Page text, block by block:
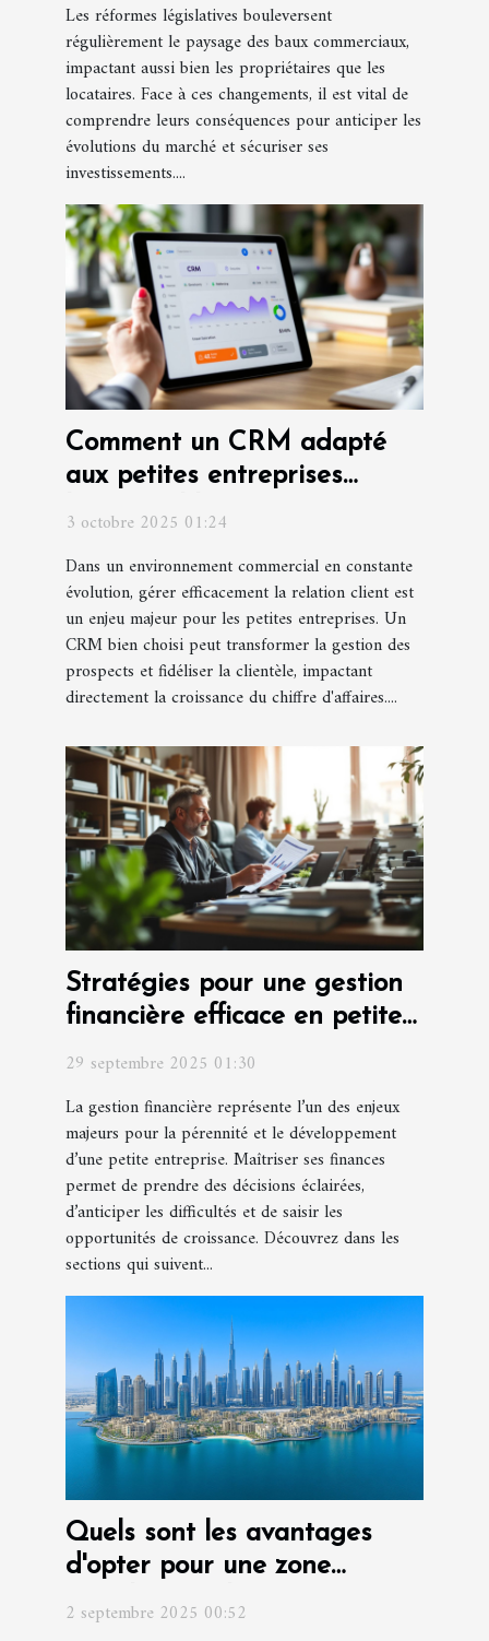
Les réformes législatives bouleversent
régulièrement le paysage des baux commerciaux,
impactant aussi bien les propriétaires que les
locataires. Face à ces changements, il est vital de
comprendre leurs conséquences pour anticiper les
évolutions du marché et sécuriser ses
investissements....
Comment un CRM adapté
aux petites entreprises
3 octobre 2025 01:24
Dans un environnement commercial en constante
évolution, gérer efficacement la relation client est
un enjeu majeur pour les petites entreprises. Un
CRM bien choisi peut transformer la gestion des
prospects et fidéliser la clientèle, impactant
directement la croissance du chiffre d'affaires....
Stratégies pour une gestion
financière efficace en petite
29 septembre 2025 01:30
La gestion financière représente l’un des enjeux
majeurs pour la pérennité et le développement
d’une petite entreprise. Maîtriser ses finances
permet de prendre des décisions éclairées,
d’anticiper les difficultés et de saisir les
opportunités de croissance. Découvrez dans les
sections qui suivent...
Quels sont les avantages
d'opter pour une zone
franche à Dubaï pour votre
2 septembre 2025 00:52